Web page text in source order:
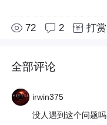
72 2 打赏
全部评论
irwin375
没人遇到这个问题